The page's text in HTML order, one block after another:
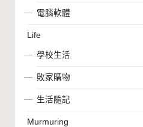
電腦軟體
Life
學校生活
敗家購物
生活隨記
Murmuring